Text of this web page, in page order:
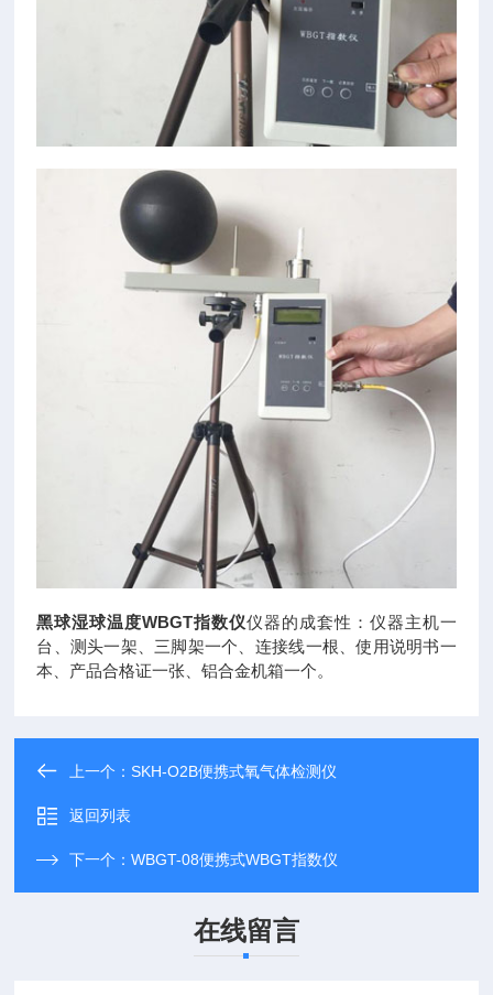
黑球湿球温度WBGT指数仪仪器的成套性：仪器主机一
台、测头一架、三脚架一个、连接线一根、使用说明书一
本、产品合格证一张、铝合金机箱一个。
上一个：SKH-O2B便携式氧气体检测仪
返回列表
下一个：WBGT-08便携式WBGT指数仪
在线留言